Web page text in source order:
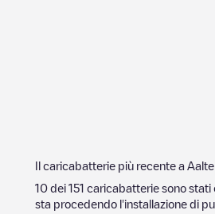
Il caricabatterie più recente a
10 dei 151 caricabatterie sono stati
sta procedendo l'installazione di